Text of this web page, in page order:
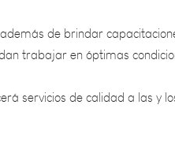
trabajar en óptimas
servicios de calidad a las y